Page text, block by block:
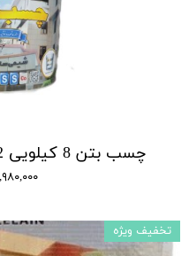
چسب بتن 8 کیلویی SA12 شیمی ساختمان
۱۱,۹۸۰,۰۰۰
تخفیف ویژه